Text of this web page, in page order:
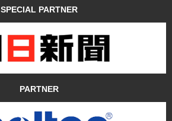
SPECIAL PARTNER
PARTNER